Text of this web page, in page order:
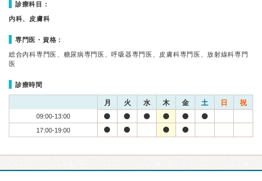
診療科目：
内科、皮膚科
専門医・資格：
総合内科専門医、糖尿病専門医、呼吸器専門医、皮膚科専門医、放射線科専門
医
診療時間
月 火 水 木 金 土 日 祝
09:00-13:00
17:00-19:00